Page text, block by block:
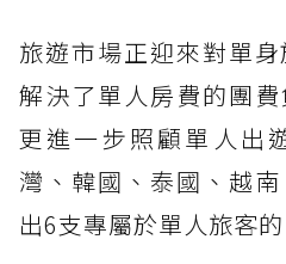
旅遊市場正迎來對單
解決了單人房費的團費
更進一步照顧單人出
灣、韓國、泰國、越
出6支專屬於單人旅客